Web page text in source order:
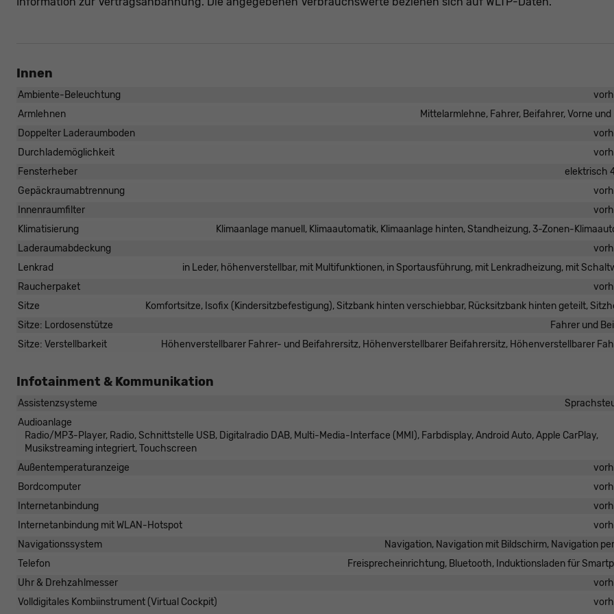
Innen
Ambiente-Beleuchtung
Armlehnen
Mittelarmlehne, Fahrer, Beifahrer, Vorne
Doppelter Laderaumboden
Durchlademöglichkeit
Fensterheber
elektrisch
Gepäckraumabtrennung
Innenraumfilter
Klimatisierung
Klimaanlage manuell, Klimaautomatik, Klimaanlage hinten, Standheizung, 3-Zonen-
Laderaumabdeckung
Lenkrad
in Leder, höhenverstellbar, mit Multifunktionen, in Sportausführung, mit Lenkradheizung, mit
Raucherpaket
Sitze
Komfortsitze, Isofix (Kindersitzbefestigung), Sitzbank hinten verschiebbar, Rücksitzbank hinten geteilt,
Sitze: Lordosenstütze
Fahrer und
Sitze: Verstellbarkeit
Höhenverstellbarer Fahrer- und Beifahrersitz, Höhenverstellbarer Beifahrersitz, Höhenverstellbarer
Infotainment & Kommunikation
Assistenzsysteme
Audioanlage
Radio/MP3-Player, Radio, Schnittstelle USB, Digitalradio DAB, Multi-Media-Interface (MMI), Farbdisplay, Android Auto, Apple CarPlay,
Musikstreaming integriert, Touchscreen
Außentemperaturanzeige
Bordcomputer
Internetanbindung
Internetanbindung mit WLAN-Hotspot
Navigationssystem
Navigation, Navigation mit Bildschirm, Navigation
Telefon
Freisprecheinrichtung, Bluetooth, Induktionsladen für
Uhr & Drehzahlmesser
Volldigitales Kombiinstrument (Virtual Cockpit)